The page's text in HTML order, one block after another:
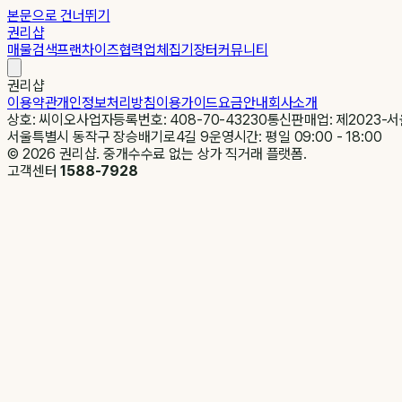
본문으로 건너뛰기
권리샵
매물검색프랜차이즈협력업체집기장터커뮤니티
권리샵
이용약관개인정보처리방침이용가이드요금안내회사소개
상호: 씨이오사업자등록번호: 408-70-43230통신판매업: 제2023-
서울특별시 동작구 장승배기로4길 9운영시간: 평일 09:00 - 18:00
© 2026 권리샵. 중개수수료 없는 상가 직거래 플랫폼.
고객센터1588-7928